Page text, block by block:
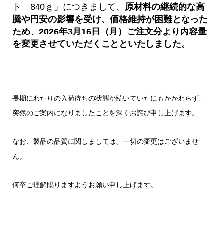
ト 840ｇ」につきまして、 原材料の継続的な高
騰や円安の影響を受け、価格維持が困難となった
ため、2026年3月16日（月）ご注文分より内容量
を変更させていただくことといたしました。
長期にわたりの入荷待ちの状態が続いていたにもかかわらず、
突然のご案内になりましたことを深くお詫び申し上げます。
なお、製品の品質に関しましては、一切の変更はございませ
ん。
何卒ご理解賜りますようお願い申し上げます。